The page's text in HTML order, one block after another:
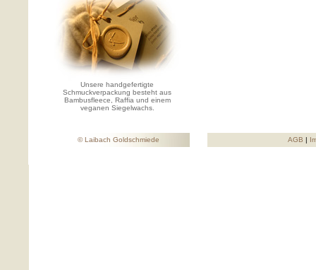
Unsere handgefertigte
Schmuckverpackung besteht aus
Bambusfleece, Raffia und einem
veganen Siegelwachs.
© Laibach Goldschmiede AGB |